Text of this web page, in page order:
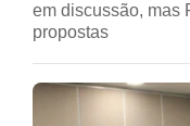
em discussão, mas
propostas